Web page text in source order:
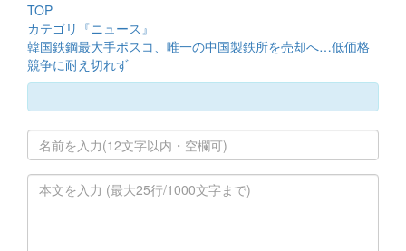
TOP
カテゴリ『ニュース』
韓国鉄鋼最大手ポスコ、唯一の中国製鉄所を売却へ…低価格
競争に耐え切れず